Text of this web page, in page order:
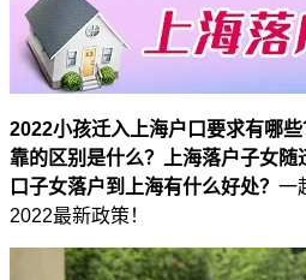
2022小孩迁入上海户口要求有哪些
靠的区别是什么？
上海落户子女
口子女落户到上海有什么好处？ 一
2022最新政策！